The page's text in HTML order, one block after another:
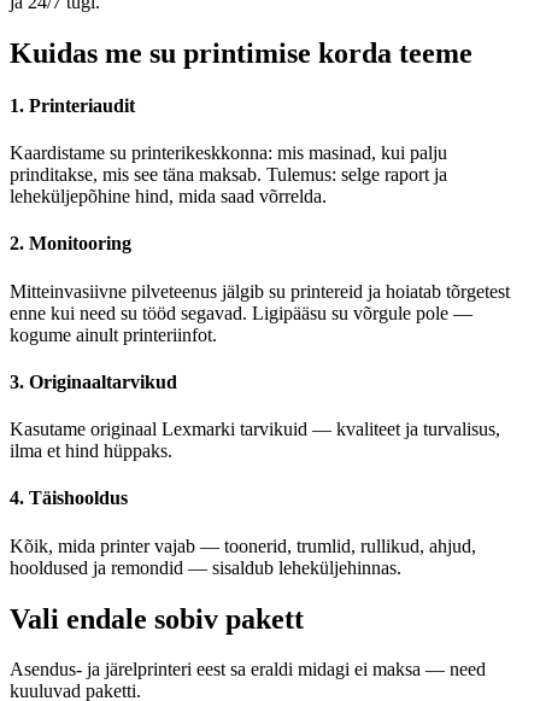
Kuidas me su printimise korda teeme
1. Printeriaudit
Kaardistame su printerikeskkonna: mis masinad, kui palju
prinditakse, mis see täna maksab. Tulemus: selge raport ja
leheküljepõhine hind, mida saad võrrelda.
2. Monitooring
Mitteinvasiivne pilveteenus jälgib su printereid ja hoiatab tõrgetest
enne kui need su tööd segavad. Ligipääsu su võrgule pole —
kogume ainult printeriinfot.
3. Originaaltarvikud
Kasutame originaal Lexmarki tarvikuid — kvaliteet ja turvalisus,
ilma et hind hüppaks.
4. Täishooldus
Kõik, mida printer vajab — toonerid, trumlid, rullikud, ahjud,
hooldused ja remondid — sisaldub leheküljehinnas.
Vali endale sobiv pakett
Asendus- ja järelprinteri eest sa eraldi midagi ei maksa — need
kuuluvad paketti.